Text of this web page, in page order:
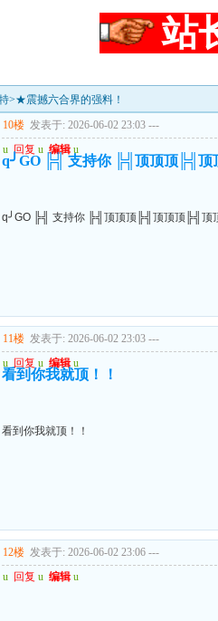
站
>★震撼六合界的强料！
10楼 发表于: 2026-06-02 23:03 ---
u 回复 u 编辑 u
q╯GO ╠╣ 支持你 ╠╣顶顶顶╠╣顶
q╯GO ╠╣ 支持你 ╠╣顶顶顶╠╣顶顶顶╠╣顶
11楼 发表于: 2026-06-02 23:03 ---
u 回复 u 编辑 u
看到你我就顶！！
看到你我就顶！！
12楼 发表于: 2026-06-02 23:06 ---
u 回复 u 编辑 u